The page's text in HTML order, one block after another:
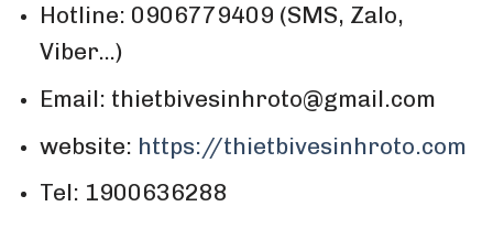
Hotline: 0906779409 (SMS, Zalo,
Viber…)
Email: thietbivesinhroto@gmail.com
website: https://thietbivesinhroto.com
Tel: 1900636288